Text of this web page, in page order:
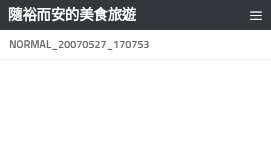
Skip to content
隨裕而安的美食旅遊
NORMAL_20070527_170753